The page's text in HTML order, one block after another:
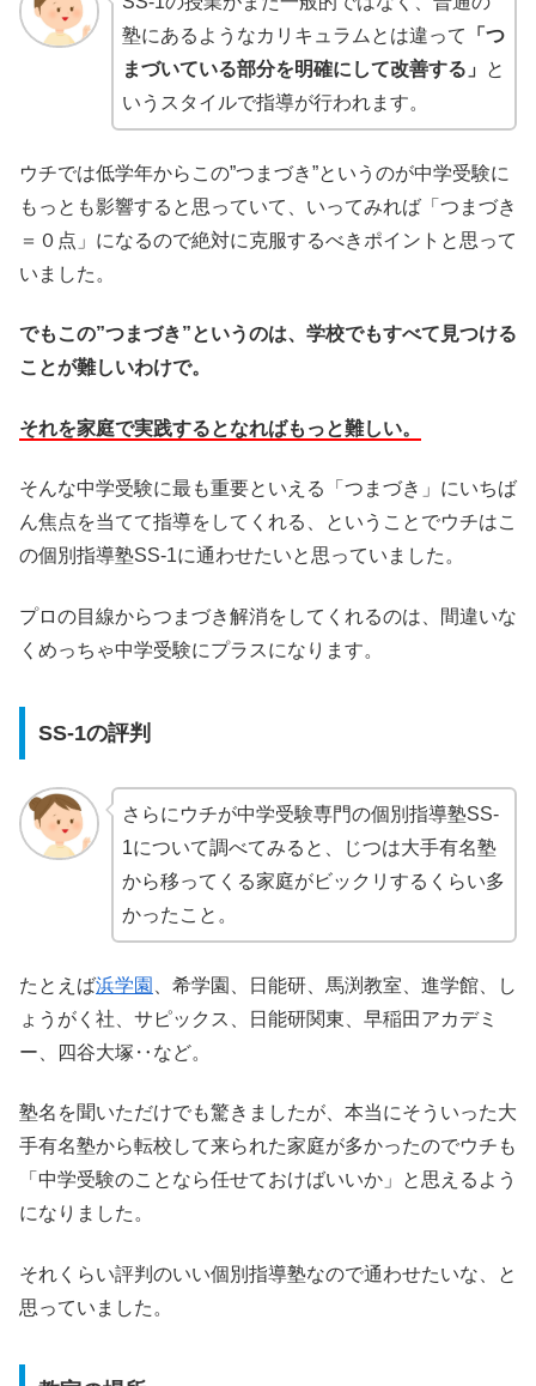
塾にあるようなカリキュラムとは違って 「つ
まづいている部分を明確にして改善する」
と
いうスタイルで指導が行われます。
ウチでは低学年からこの”つまづき”というのが中学受験に
もっとも影響すると思っていて、いってみれば「つまづき
＝０点」になるので絶対に克服するべきポイントと思って
いました。
でもこの”つまづき”というのは、学校でもすべて見つける
ことが難しいわけで。
それを家庭で実践するとなればもっと難しい。
そんな中学受験に最も重要といえる「つまづき」にいちば
ん焦点を当てて指導をしてくれる、ということでウチはこ
の個別指導塾SS-1に通わせたいと思っていました。
プロの目線からつまづき解消をしてくれるのは、間違いな
くめっちゃ中学受験にプラスになります。
SS-1の評判
さらにウチが中学受験専門の個別指導塾SS-
1について調べてみると、じつは大手有名塾
から移ってくる家庭がビックリするくらい多
かったこと。
たとえば浜学園
、希学園、日能研、馬渕教室、進学館、し
ょうがく社、サピックス、日能研関東、早稲田アカデミ
ー、四谷大塚‥など。
塾名を聞いただけでも驚きましたが、本当にそういった大
手有名塾から転校して来られた家庭が多かったのでウチも
「中学受験のことなら任せておけばいいか」と思えるよう
になりました。
それくらい評判のいい個別指導塾なので通わせたいな、と
思っていました。